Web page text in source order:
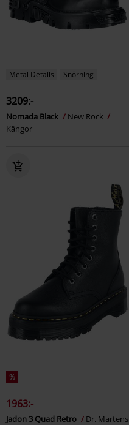
Metal Details Snörning
3209:-
Nomada Black
New Rock
Kängor
%
1963:-
Jadon 3 Quad Retro
Dr. Martens